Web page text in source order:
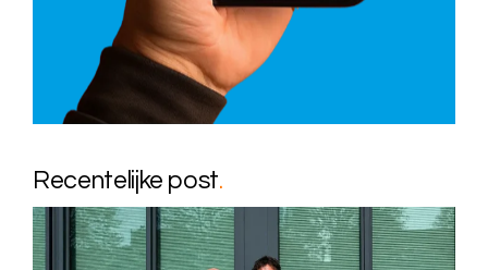
Recentelijke post.